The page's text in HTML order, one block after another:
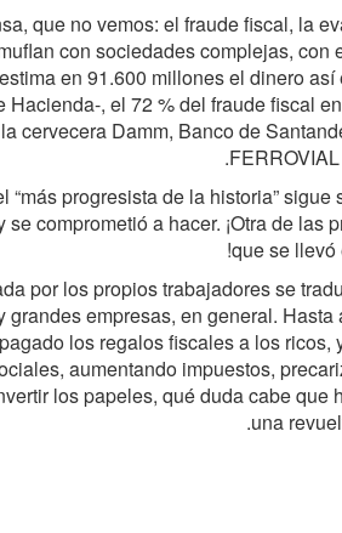
que no vemos: el fraude fiscal, la
con sociedades complejas, con
en 91.600 millones el dinero así
, el 72 % del fraude fiscal
cervecera Damm, Banco de
progresista de la historia” sigue
comprometió a hacer. ¡Otra de las
que se llevó
por los propios trabajadores se
empresas, en general. Hasta
los regalos fiscales a los ricos,
aumentando impuestos,
los papeles, qué duda cabe que
una